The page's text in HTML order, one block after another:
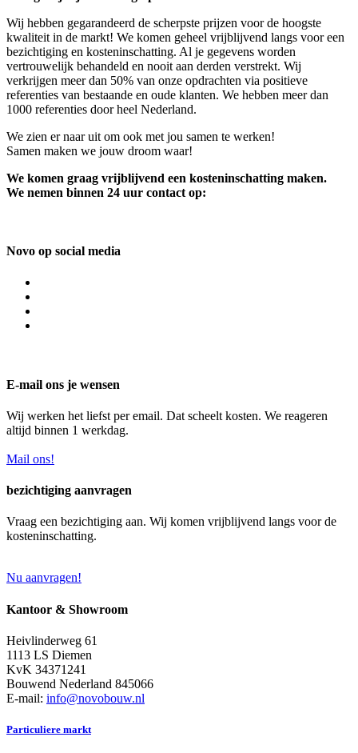
Wij hebben gegarandeerd de scherpste prijzen voor de hoogste
kwaliteit in de markt! We komen geheel vrijblijvend langs voor een
bezichtiging en kosteninschatting. Al je gegevens worden
vertrouwelijk behandeld en nooit aan derden verstrekt. Wij
verkrijgen meer dan 50% van onze opdrachten via positieve
referenties van bestaande en oude klanten. We hebben meer dan
1000 referenties door heel Nederland.
We zien er naar uit om ook met jou samen te werken!
Samen maken we jouw droom waar!
We komen graag vrijblijvend een kosteninschatting maken.
We nemen binnen 24 uur contact op:
Novo op social media
E-mail ons je wensen
Wij werken het liefst per email. Dat scheelt kosten. We reageren
altijd binnen 1 werkdag.
Mail ons!
bezichtiging aanvragen
Vraag een bezichtiging aan. Wij komen vrijblijvend langs voor de
kosteninschatting.
Nu aanvragen!
Kantoor & Showroom
Heivlinderweg 61
1113 LS Diemen
KvK 34371241
Bouwend Nederland 845066
E-mail: info@novobouw.nl
Particuliere markt